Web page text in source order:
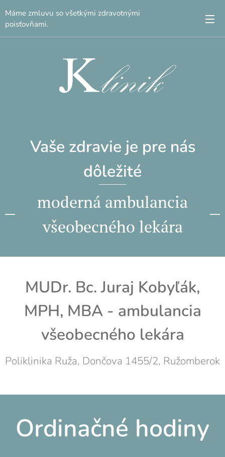
Máme zmluvu so všetkými zdravotnými
poisťovňami.
Vaše zdravie je pre nás
dôležité
moderná ambulancia
všeobecného lekára
MUDr. Bc. Juraj Kobyľák,
MPH, MBA - ambulancia
všeobecného lekára
Poliklinika Ruža, Dončova 1455/2, Ružomberok
Ordinačné hodiny